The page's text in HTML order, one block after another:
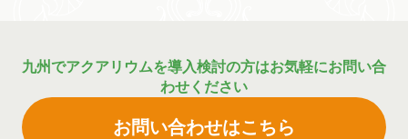
九州でアクアリウムを導入検討の方はお気軽にお問い合
わせください
お問い合わせはこちら